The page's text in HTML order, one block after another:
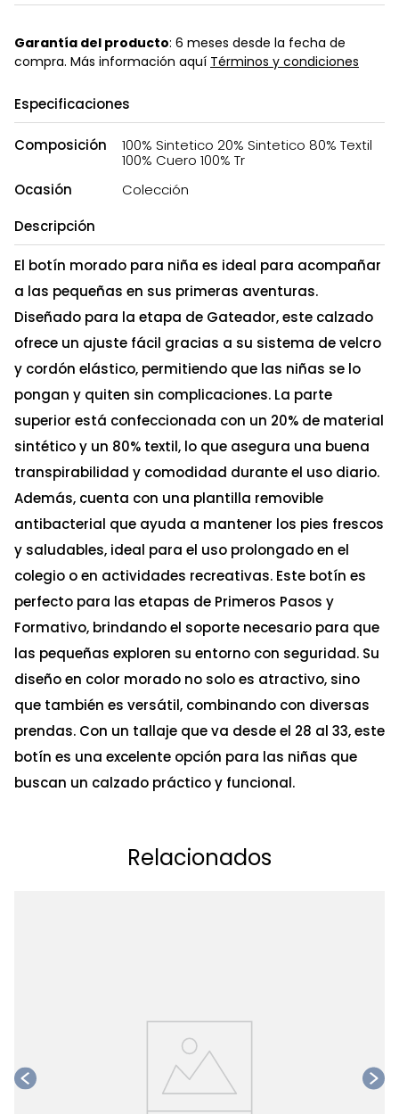
Garantía del producto: 6 meses desde la fecha de
compra. Más información aquí Términos y condiciones
Especificaciones
Composición
100% Sintetico 20% Sintetico 80% Textil
100% Cuero 100% Tr
Ocasión
Colección
Descripción
El botín morado para niña es ideal para acompañar
a las pequeñas en sus primeras aventuras.
Diseñado para la etapa de Gateador, este calzado
ofrece un ajuste fácil gracias a su sistema de velcro
y cordón elástico, permitiendo que las niñas se lo
pongan y quiten sin complicaciones. La parte
superior está confeccionada con un 20% de material
sintético y un 80% textil, lo que asegura una buena
transpirabilidad y comodidad durante el uso diario.
Además, cuenta con una plantilla removible
antibacterial que ayuda a mantener los pies frescos
y saludables, ideal para el uso prolongado en el
colegio o en actividades recreativas. Este botín es
perfecto para las etapas de Primeros Pasos y
Formativo, brindando el soporte necesario para que
las pequeñas exploren su entorno con seguridad. Su
diseño en color morado no solo es atractivo, sino
que también es versátil, combinando con diversas
prendas. Con un tallaje que va desde el 28 al 33, este
botín es una excelente opción para las niñas que
buscan un calzado práctico y funcional.
Relacionados